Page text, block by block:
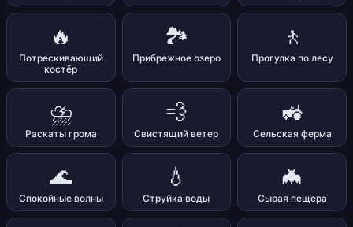
🔥
Потрескивающий
костёр
🏞️
Прибрежное озеро
🚶
Прогулка по лесу
⛈️
Раскаты грома
💨
Свистящий ветер
🚜
Сельская ферма
🌊
Спокойные волны
💧
Струйка воды
🦇
Сырая пещера